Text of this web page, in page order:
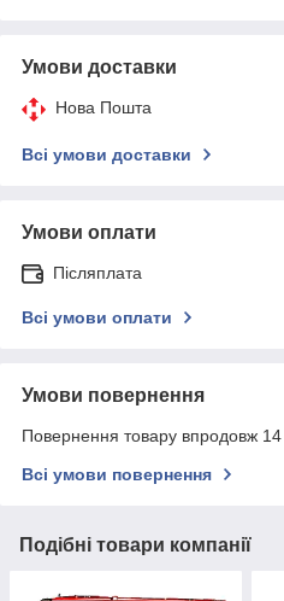
Умови доставки
Нова Пошта
Всі умови доставки
Умови оплати
Післяплата
Всі умови оплати
Умови повернення
Повернення товару впродовж 14
Всі умови повернення
Подібні товари компанії